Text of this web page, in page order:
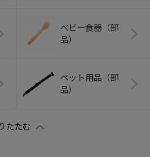
ベビー食器（部
品）
ペット用品（部
品）